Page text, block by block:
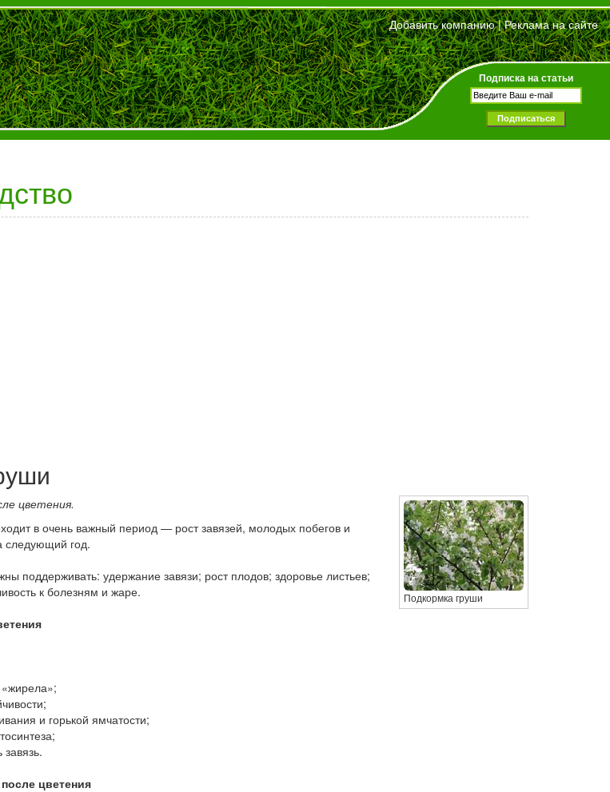
Добавить компанию|Реклама на сайте
Подписка на статьи
Подкормка груши
цветения.
в очень важный период — рост завязей, молодых побегов и
следующий год.
поддерживать: удержание завязи; рост плодов; здоровье листьев;
к болезням и жаре.
и горькой ямчатости;
цветения